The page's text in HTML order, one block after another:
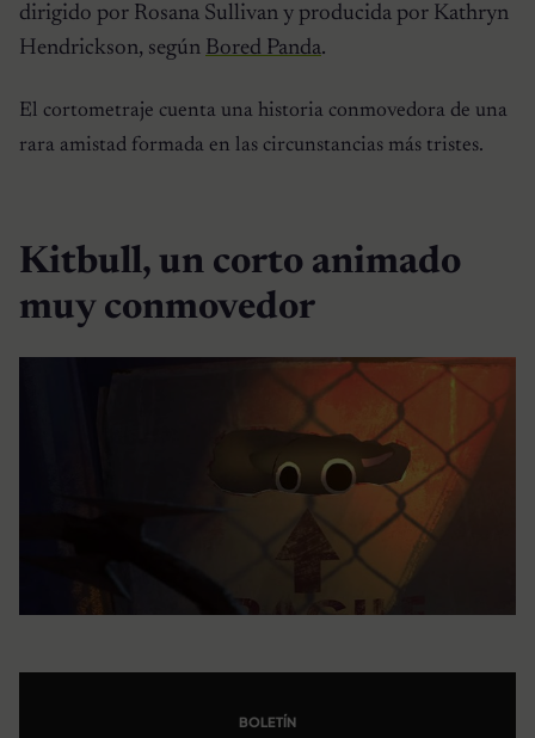
dirigido por Rosana Sullivan y producida por Kathryn
Hendrickson, según Bored Panda.
El cortometraje cuenta una historia conmovedora de una
rara amistad formada en las circunstancias más tristes.
Kitbull, un corto animado
muy conmovedor
BOLETÍN